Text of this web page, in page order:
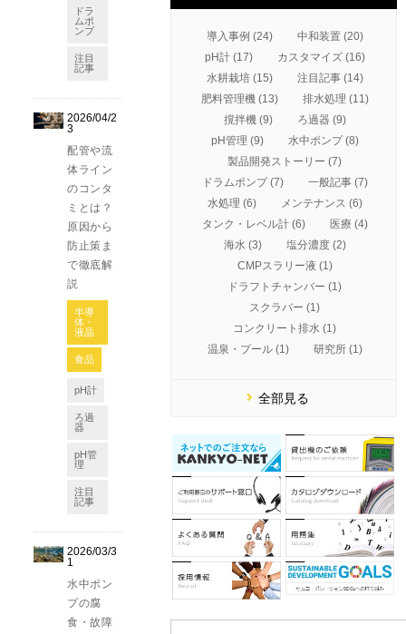
ドラ
ムポ
ンプ
注目
記事
2026/04/2
3
配管や流
体ライン
のコンタ
ミとは？
原因から
防止策ま
で徹底解
説
半導
体・
液晶
食品
pH計
ろ過
器
pH管
理
注目
記事
2026/03/3
1
水中ポン
プの腐
食・故障
導入事例 (24)
中和装置 (20)
pH計 (17)
カスタマイズ (16)
水耕栽培 (15)
注目記事 (14)
肥料管理機 (13)
排水処理 (11)
撹拌機 (9)
ろ過器 (9)
pH管理 (9)
水中ポンプ (8)
製品開発ストーリー (7)
ドラムポンプ (7)
一般記事 (7)
水処理 (6)
メンテナンス (6)
タンク・レベル計 (6)
医療 (4)
海水 (3)
塩分濃度 (2)
CMPスラリー液 (1)
ドラフトチャンバー (1)
スクラバー (1)
コンクリート排水 (1)
温泉・プール (1)
研究所 (1)
全部見る